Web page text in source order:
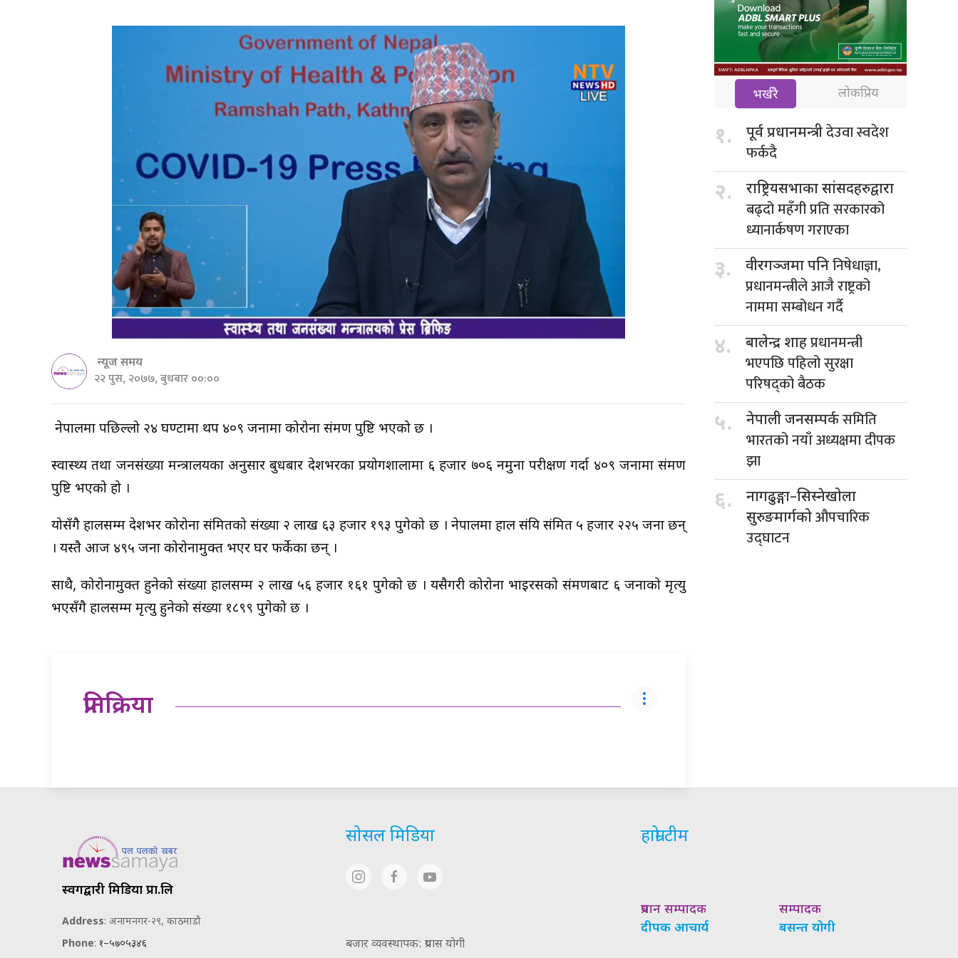
न्यूज समय
२२ पुस, २०७७, बुधबार ००:००
नेपालमा पछिल्लो २४ घण्टामा थप ४०९ जनामा कोरोना संक्रमण पुष्टि भएको छ ।
स्वास्थ्य तथा जनसंख्या मन्त्रालयका अनुसार बुधबार देशभरका प्रयोगशालामा ६ हजार ७०६ नमुना परीक्षण गर्दा ४०९ जनामा संक्रमण
पुष्टि भएको हो ।
योसँगै हालसम्म देशभर कोरोना संक्रमितको संख्या २ लाख ६३ हजार १९३ पुगेको छ । नेपालमा हाल संक्रिय संक्रमित ५ हजार २२५ जना छन्
। यस्तै आज ४९५ जना कोरोनामुक्त भएर घर फर्केका छन् ।
साथै, कोरोनामुक्त हुनेको संख्या हालसम्म २ लाख ५६ हजार १६१ पुगेको छ । यसैगरी कोरोना भाइरसको संक्रमणबाट ६ जनाको मृत्यु
भएसँगै हालसम्म मृत्यु हुनेको संख्या १८९९ पुगेको छ ।
प्रतिक्रिया
भर्खरै लोकप्रिय
१. पूर्व प्रधानमन्त्रीदेउवा स्वदेश
फर्कदै
२. राष्ट्रियसभाका सांसदहरुद्वारा
बढ्दो महँगी प्रति सरकारको
ध्यानार्कषण गराएका
३. वीरगञ्जमा पनिनिषेधाज्ञा,
प्रधानमन्त्रीले आजै राष्ट्रको
नाममा सम्बोधन गर्दै
४. बालेन्द्र शाहप्रधानमन्त्री
भएपछि पहिलो सुरक्षा
परिषद्को बैठक
५. नेपाली जनसम्पर्कसमिति
भारतको नयाँ अध्यक्षमा दीपक
झा
६.
नागढुङ्गा–सिस्नेखोला
सुरुङमार्गकोऔपचारिक
उद्घाटन
स्वर्गद्वारी मिडिया प्रा.लि
Address: अनामनगर-२९, काठमाडौ
Phone: १–५७०५३४६
सोसल मिडिया
बजार व्यवस्थापक: प्रयास योगी
हाम्रो टीम
प्रधान सम्पादक
दीपक आचार्य
सम्पादक
बसन्त योगी